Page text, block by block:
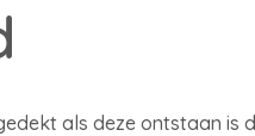
als deze ontstaan